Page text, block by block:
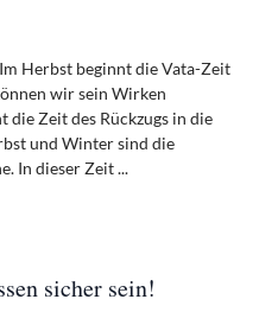
Herbst beginnt die Vata-Zeit
wir sein Wirken
die Zeit des Rückzugs in die
und Winter sind die
In dieser Zeit ...
sicher sein!